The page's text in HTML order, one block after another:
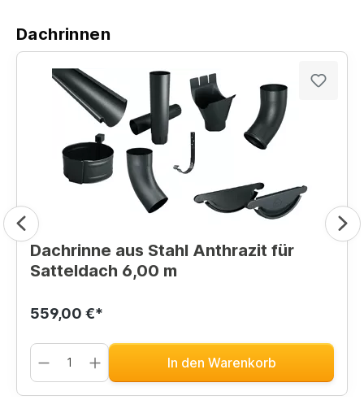
Dachrinnen
Dachrinne aus Stahl Anthrazit für
Satteldach 6,00 m
559,00 €*
In den Warenkorb